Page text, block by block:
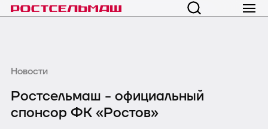
Новости
Ростсельмаш - официальный
спонсор ФК «Ростов»